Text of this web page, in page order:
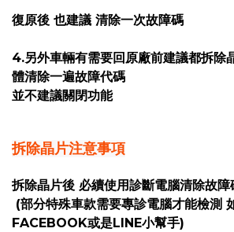
復原後 也建議 清除一次故障碼
4.另外車輛有需要回原廠前建議都拆除
體清除一遍故障代碼
並不建議關閉功能
拆除晶片注意事項
拆除晶片後 必續使用診斷電腦清除故障
(部分特殊車款需要專診電腦才能檢測
FACEBOOK或是LINE小幫手)